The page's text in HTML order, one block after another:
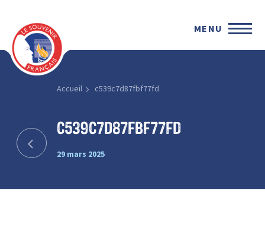
MENU
Accueil c539c7d87fbf77fd
c539c7d87fbf77fd
29 mars 2025